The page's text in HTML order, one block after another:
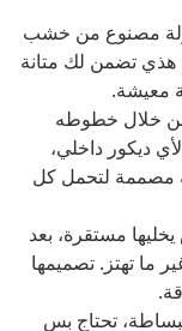
مصنوع من خشب
تضمن لك متانة
معيشة.
من خلال خطوطه
ديكور داخلي،
مصممة لتحمل كل
مستقرة، بعد
ما تهتز. تصميمها
تحتاج بس